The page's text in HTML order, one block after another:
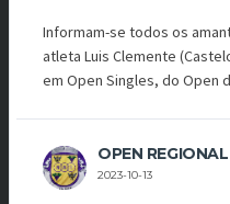
Informam-se todos os
atleta Luis Clemente
em Open Singles, do Open
OPEN
2023-10-13